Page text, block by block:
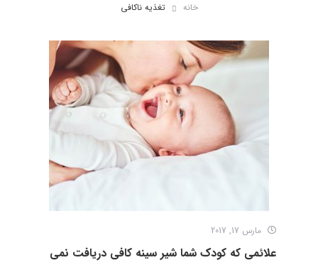
خانه تغذیه ناکافی
مارس 17, 2017
علائمی که کودک شما شیر سینه کافی دریافت نمی